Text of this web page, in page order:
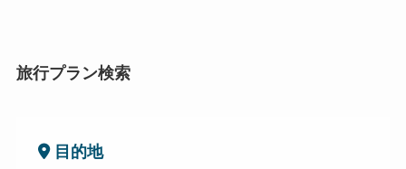
旅行プラン検索
目的地